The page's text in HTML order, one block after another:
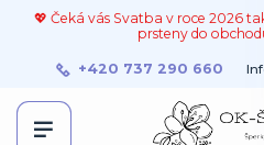
💖 Čeká vás Svatba v roce 2026
prsteny do
+420 737 290 660